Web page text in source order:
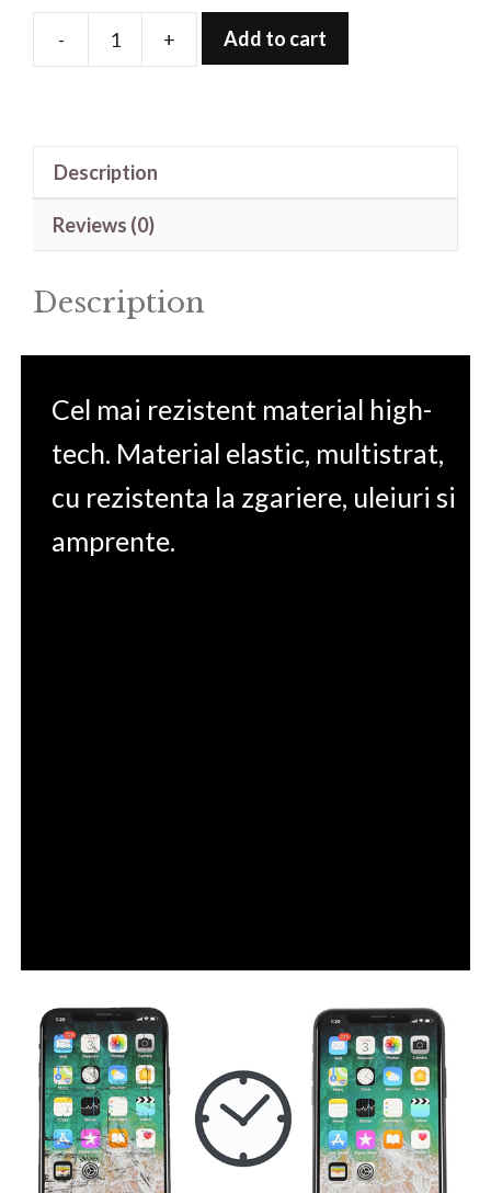
-
Folie
15.6'
+ Add to cart
Description
Reviews (0)
Description
Cel mai rezistent material high-
tech. Material elastic, multistrat,
cu rezistenta la zgariere, uleiuri si
amprente.